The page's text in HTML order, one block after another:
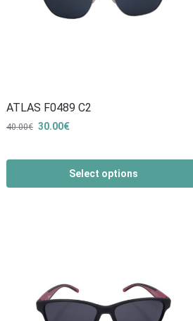
ATLAS F0489 C2
40.00€ 30.00€
Select options